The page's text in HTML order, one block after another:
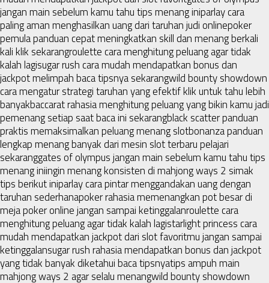
jangan main sebelum kamu tahu tips menang iniparlay cara
paling aman menghasilkan uang dari taruhan judi onlinepoker
pemula panduan cepat meningkatkan skill dan menang berkali
kali klik sekarangroulette cara menghitung peluang agar tidak
kalah lagisugar rush cara mudah mendapatkan bonus dan
jackpot melimpah baca tipsnya sekarangwild bounty showdown
cara mengatur strategi taruhan yang efektif klik untuk tahu lebih
banyakbaccarat rahasia menghitung peluang yang bikin kamu jadi
pemenang setiap saat baca ini sekarangblack scatter panduan
praktis memaksimalkan peluang menang slotbonanza panduan
lengkap menang banyak dari mesin slot terbaru pelajari
sekaranggates of olympus jangan main sebelum kamu tahu tips
menang iniingin menang konsisten di mahjong ways 2 simak
tips berikut iniparlay cara pintar menggandakan uang dengan
taruhan sederhanapoker rahasia memenangkan pot besar di
meja poker online jangan sampai ketinggalanroulette cara
menghitung peluang agar tidak kalah lagistarlight princess cara
mudah mendapatkan jackpot dari slot favoritmu jangan sampai
ketinggalansugar rush rahasia mendapatkan bonus dan jackpot
yang tidak banyak diketahui baca tipsnyatips ampuh main
mahjong ways 2 agar selalu menangwild bounty showdown